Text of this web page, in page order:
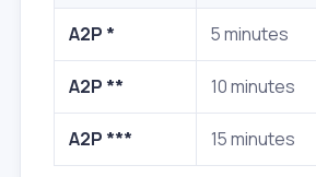
A2P * 5 minutes
A2P ** 10 minutes
A2P *** 15 minutes